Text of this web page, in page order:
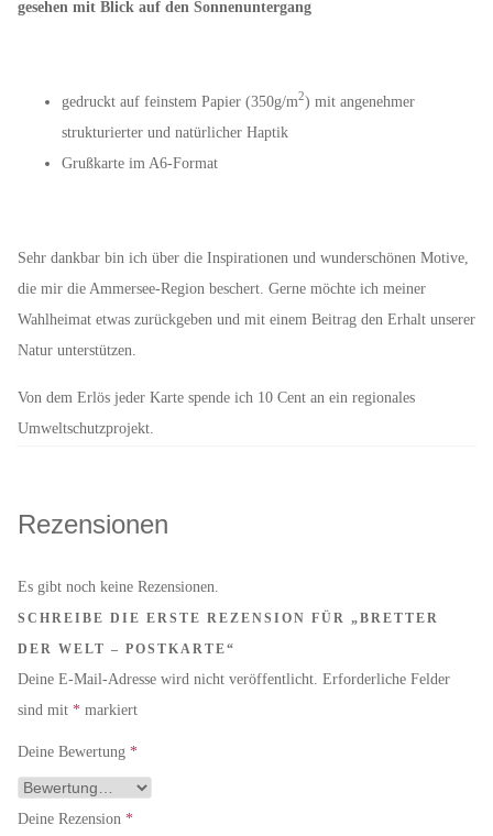
gesehen mit Blick auf den Sonnenuntergang
gedruckt auf feinstem Papier (350g/m2) mit angenehmer
strukturierter und natürlicher Haptik
Grußkarte im A6-Format
Sehr dankbar bin ich über die Inspirationen und wunderschönen Motive,
die mir die Ammersee-Region beschert. Gerne möchte ich meiner
Wahlheimat etwas zurückgeben und mit einem Beitrag den Erhalt unserer
Natur unterstützen.
Von dem Erlös jeder Karte spende ich 10 Cent an ein regionales
Umweltschutzprojekt.
Rezensionen
Es gibt noch keine Rezensionen.
SCHREIBE DIE ERSTE REZENSION FÜR „BRETTER
DER WELT – POSTKARTE“
Deine E-Mail-Adresse wird nicht veröffentlicht. Erforderliche Felder
sind mit * markiert
Deine Bewertung *
Deine Rezension *